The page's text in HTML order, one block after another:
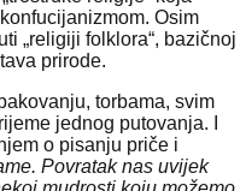
Osim
„religiji folklora“, bazičnoj
prirode.
torbama, svim
jednog putovanja. I
o pisanju priče i
Povratak nas uvijek